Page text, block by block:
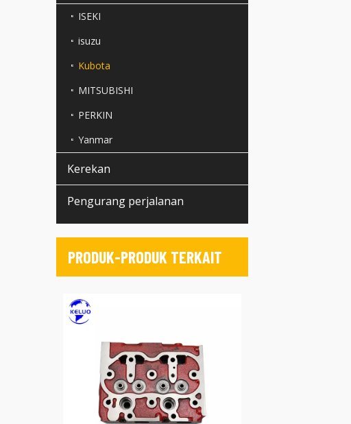
ISEKI
isuzu
Kubota
MITSUBISHI
PERKIN
Yanmar
Kerekan
Pengurang perjalanan
PRODUK-PRODUK TERKAIT